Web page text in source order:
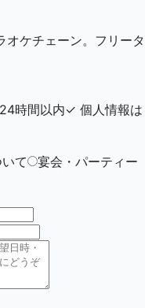
オケチェーン。フリータ
時間以内✓ 個人情報は
て
宴会・パーティー